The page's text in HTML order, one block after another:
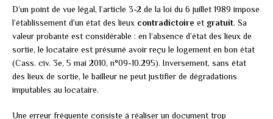
D’un point de vue légal, l’article 3-2 de la loi du 6 juillet 1989 impose
l’établissement d’un état des lieux contradictoire et gratuit. Sa
valeur probante est considérable : en l’absence d’état des lieux de
sortie, le locataire est présumé avoir reçu le logement en bon état
(Cass. civ. 3e, 5 mai 2010, n°09-10.295). Inversement, sans état
des lieux de sortie, le bailleur ne peut justifier de dégradations
imputables au locataire.
Une erreur fréquente consiste à réaliser un document trop